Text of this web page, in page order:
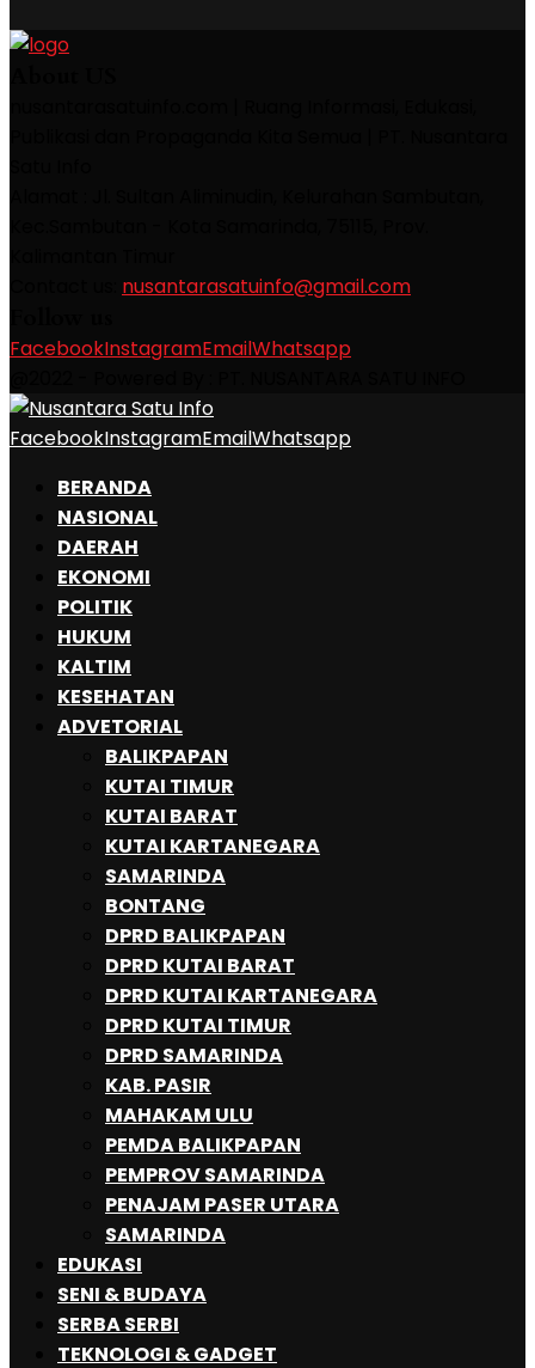
nusantarasatuinfo@gmail.com
FacebookInstagramEmailWhatsapp
FacebookInstagramEmailWhatsapp
BERANDA
NASIONAL
DAERAH
EKONOMI
POLITIK
HUKUM
KALTIM
KESEHATAN
ADVETORIAL
BALIKPAPAN
KUTAI TIMUR
KUTAI BARAT
KUTAI KARTANEGARA
SAMARINDA
BONTANG
DPRD BALIKPAPAN
DPRD KUTAI BARAT
DPRD KUTAI KARTANEGARA
DPRD KUTAI TIMUR
DPRD SAMARINDA
KAB. PASIR
MAHAKAM ULU
PEMDA BALIKPAPAN
PEMPROV SAMARINDA
PENAJAM PASER UTARA
SAMARINDA
EDUKASI
SENI & BUDAYA
SERBA SERBI
TEKNOLOGI & GADGET